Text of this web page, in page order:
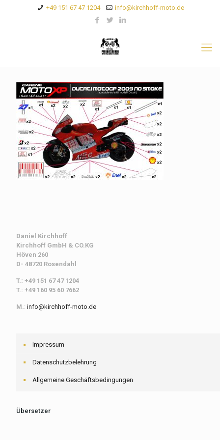
+49 151 67 47 1204 info@kirchhoff-moto.de
Daniel Kirchhoff
Kirchhoff GmbH & CO.KG
Höven 260
D- 48720 Rosendahl
T.: +49 151 67 47 1204
T.: +49 160 95 60 7662
M.: info@kirchhoff-moto.de
Impressum
Datenschutzbelehrung
Allgemeine Geschäftsbedingungen
Übersetzer